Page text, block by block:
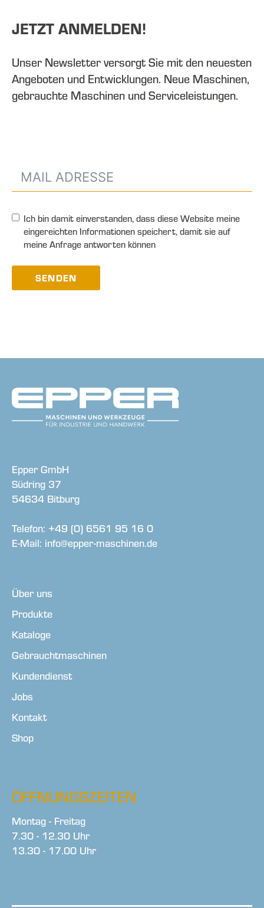
JETZT ANMELDEN!
Unser Newsletter versorgt Sie mit den neuesten
Angeboten und Entwicklungen. Neue Maschinen,
gebrauchte Maschinen und Serviceleistungen.
Ich bin damit einverstanden, dass diese Website meine
eingereichten Informationen speichert, damit sie auf
meine Anfrage antworten können
SENDEN
Epper GmbH
Südring 37
54634 Bitburg
Telefon: +49 (0) 6561 95 16 0
E-Mail: info@epper-maschinen.de
Über uns
Produkte
Kataloge
Gebrauchtmaschinen
Kundendienst
Jobs
Kontakt
Shop
ÖFFNUNGSZEITEN
Montag - Freitag
7.30 - 12.30 Uhr
13.30 - 17.00 Uhr